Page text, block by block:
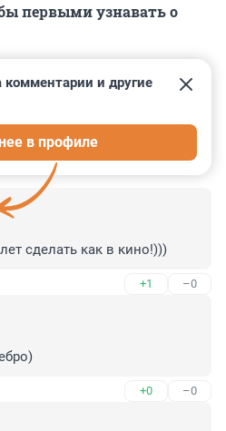
первыми узнавать о
комментарии и другие
в профиле
сделать как в кино!)))
+1 –0
+0 –0